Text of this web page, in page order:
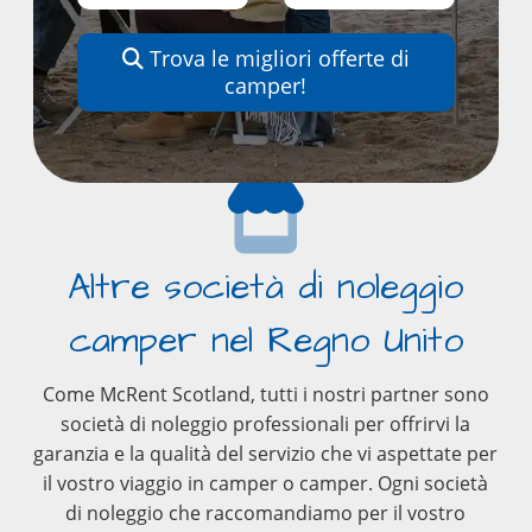
Trova le migliori offerte di
camper!
Altre società di noleggio
camper nel Regno Unito
Come McRent Scotland, tutti i nostri partner sono
società di noleggio professionali per offrirvi la
garanzia e la qualità del servizio che vi aspettate per
il vostro viaggio in camper o camper. Ogni società
di noleggio che raccomandiamo per il vostro